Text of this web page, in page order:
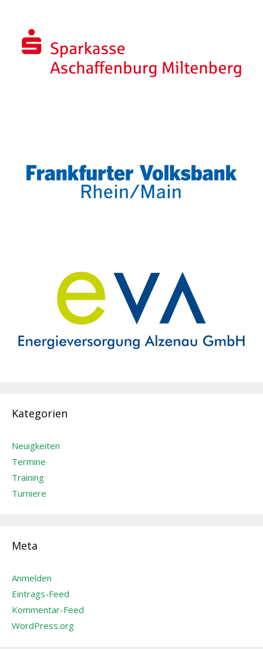
Kategorien
Neuigkeiten
Termine
Training
Turniere
Meta
Anmelden
Eintrags-Feed
Kommentar-Feed
WordPress.org